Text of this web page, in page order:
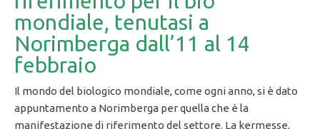
mondiale, tenutasi a
Norimberga dall’11 al 14
febbraio
Il mondo del biologico mondiale, come ogni anno, si è dato
appuntamento a Norimberga per quella che è la
manifestazione di riferimento del settore. La kermesse,